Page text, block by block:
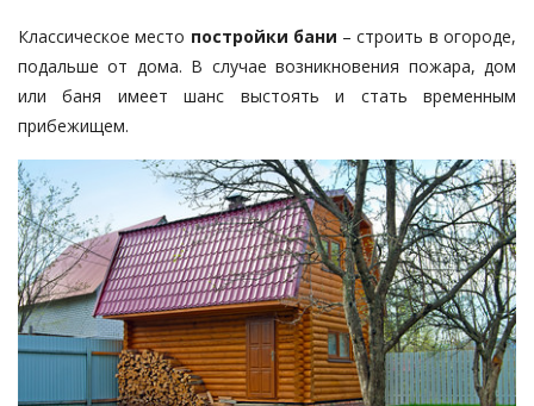
Классическое место постройки бани – строить в огороде,
подальше от дома. В случае возникновения пожара, дом
или баня имеет шанс выстоять и стать временным
прибежищем.